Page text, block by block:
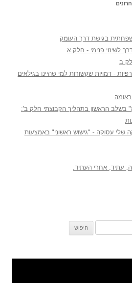
בגישת דרך העומק
לשינוי פנימי - חלק א
ב
- דמויות שקשורות למי שהיינו בגילאים
בשלב הראשון בתהליך הקבוצתי חלק ב':
שלי עסוקה - "גישוש ראשוני" באמצעות